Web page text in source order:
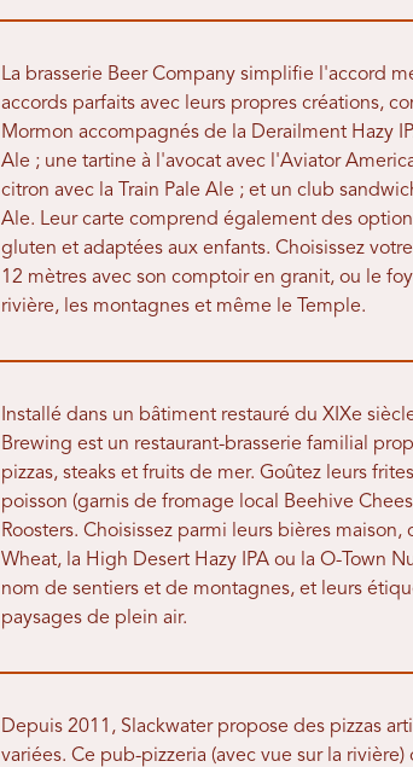
La brasserie Beer Company simplifie l'accord
accords parfaits avec leurs propres créations,
Mormon accompagnés de la Derailment Hazy
Ale ; une tartine à l'avocat avec l'Aviator
citron avec la Train Pale Ale ; et un club
Ale. Leur carte comprend également des
gluten et adaptées aux enfants. Choisissez
12 mètres avec son comptoir en granit, ou le
rivière, les montagnes et même le Temple.
Installé dans un bâtiment restauré du XIXe
Brewing est un restaurant-brasserie familial
pizzas, steaks et fruits de mer. Goûtez leurs
poisson (garnis de fromage local Beehive
Roosters. Choisissez parmi leurs bières
Wheat, la High Desert Hazy IPA ou la O-Town
nom de sentiers et de montagnes, et leurs
paysages de plein air.
Depuis 2011, Slackwater propose des pizzas
variées. Ce pub-pizzeria (avec vue sur la